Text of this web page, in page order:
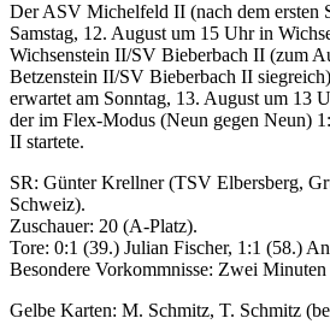
Der ASV Michelfeld II (nach dem ersten
Samstag, 12. August um 15 Uhr in
Wichsenstein II/SV Bieberbach II (zum
Betzenstein II/SV Bieberbach II
erwartet am Sonntag, 13. August um 13
der im Flex-Modus (Neun gegen Neun)
II startete.
SR: Günter Krellner (TSV Elbersberg,
Schweiz).
Zuschauer: 20 (A-Platz).
Tore: 0:1 (39.) Julian Fischer, 1:1 (58.)
Besondere Vorkommnisse: Zwei
Gelbe Karten: M. Schmitz, T. Schmitz